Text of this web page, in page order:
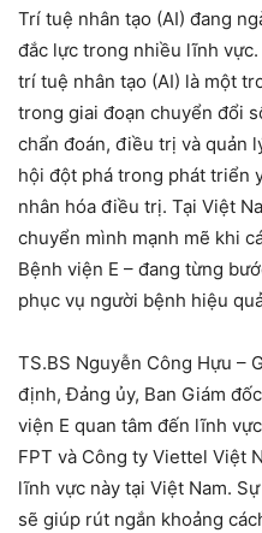
Trí tuệ nhân tạo (AI) đang
đắc lực trong nhiều lĩnh
trí tuệ nhân tạo (AI) là một
trong giai đoạn chuyển đổi
chẩn đoán, điều trị và quản
hội đột phá trong phát triển
nhân hóa điều trị. Tại Việt
chuyển mình mạnh mẽ khi
Bệnh viện E – đang từng
phục vụ người bệnh hiệu
TS.BS Nguyễn Công Hựu –
định, Đảng ủy, Ban Giám
viện E quan tâm đến lĩnh
FPT và Công ty Viettel Việt
lĩnh vực này tại Việt Nam.
sẽ giúp rút ngắn khoảng